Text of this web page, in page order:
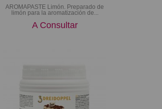
AROMAPASTE Limón. Preparado de
limón para la aromatización de...
A Consultar